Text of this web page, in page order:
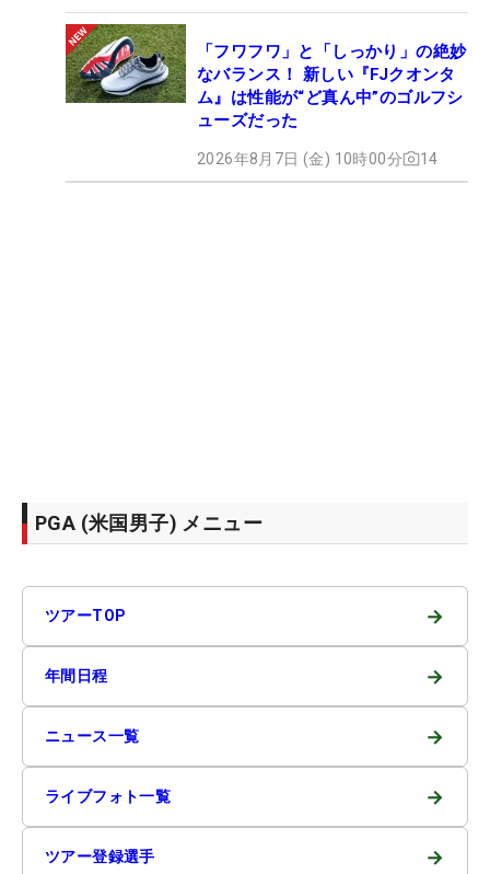
「フワフワ」と「しっかり」の絶妙
なバランス！ 新しい『FJクオンタ
ム』は性能が“ど真ん中”のゴルフシ
ューズだった
2026年8月7日 (金) 10時00分 14
PGA (米国男子) メニュー
ツアーTOP →
年間日程 →
ニュース一覧 →
ライブフォト一覧 →
ツアー登録選手 →